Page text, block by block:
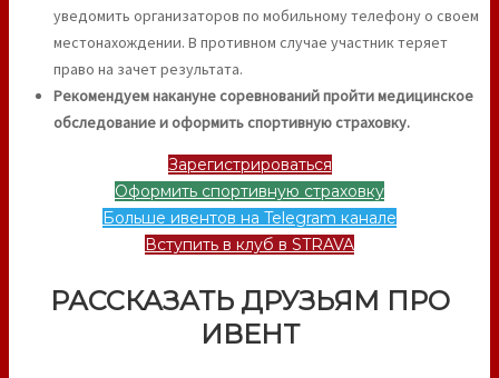
уведомить организаторов по мобильному телефону о своем
местонахождении. В противном случае участник теряет
право на зачет результата.
Рекомендуем накануне соревнований пройти медицинское
обследование и оформить спортивную страховку.
Зарегистрироваться
Оформить спортивную страховку
Больше ивентов на Telegram канале
Вступить в клуб в STRAVA
РАССКАЗАТЬ ДРУЗЬЯМ ПРО
ИВЕНТ